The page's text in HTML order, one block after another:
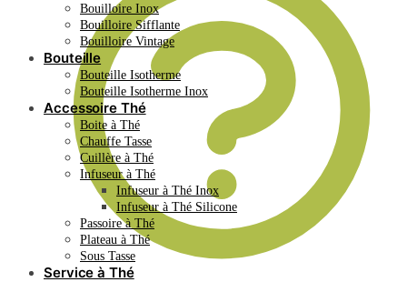
Bouilloire Inox
Bouilloire Sifflante
Bouilloire Vintage
Bouteille
Bouteille Isotherme
Bouteille Isotherme Inox
Accessoire Thé
Boite à Thé
Chauffe Tasse
Cuillère à Thé
Infuseur à Thé
Infuseur à Thé Inox
Infuseur à Thé Silicone
Passoire à Thé
Plateau à Thé
Sous Tasse
Service à Thé